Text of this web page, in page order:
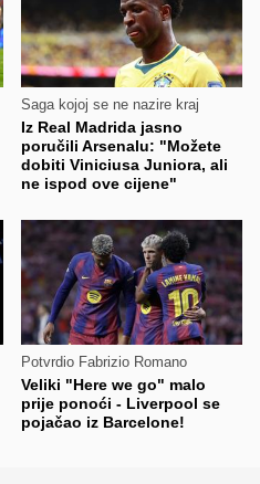
Saga kojoj se ne nazire kraj
Iz Real Madrida jasno
poručili Arsenalu: "Možete
dobiti Viniciusa Juniora, ali
ne ispod ove cijene"
Potvrdio Fabrizio Romano
Veliki "Here we go" malo
prije ponoći - Liverpool se
pojačao iz Barcelone!